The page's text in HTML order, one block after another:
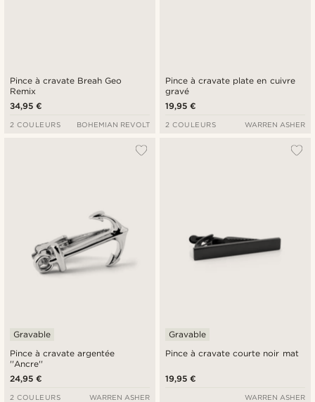
Pince à cravate Breah Geo
Remix
34,95 €
2 COULEURS BOHEMIAN REVOLT
Pince à cravate plate en cuivre
gravé
19,95 €
2 COULEURS WARREN ASHER
Pince à cravate argentée
''Ancre''
Gravable
24,95 €
2 COULEURS WARREN ASHER
Pince à cravate courte noir mat
Gravable
19,95 €
WARREN ASHER